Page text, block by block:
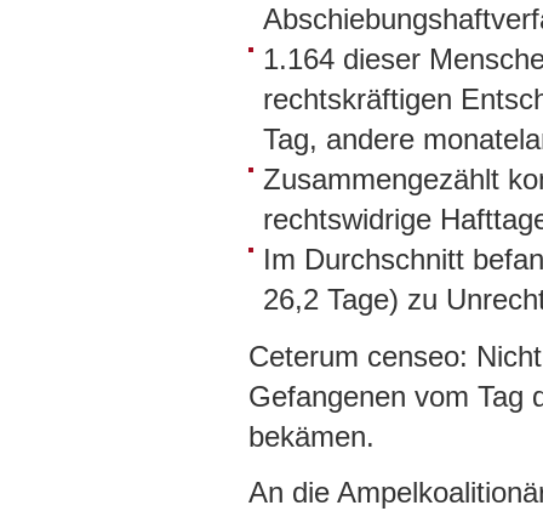
1.164 dieser
rechtskräftigen
Tag, andere
Zusammengezählt
rechtswidrige
Im Durchschnitt
26,2 Tage) zu
Ceterum censeo:
Gefangenen vom Tag
bekämen.
An die